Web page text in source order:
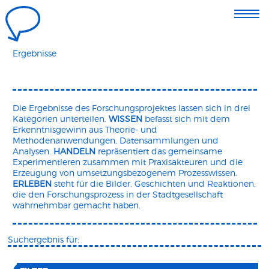
Ergebnisse
Die Ergebnisse des Forschungsprojektes lassen sich in drei
Kategorien unterteilen. WISSENbefasst sich mit dem
Erkenntnisgewinn aus Theorie- und
Methodenanwendungen, Datensammlungen und
Analysen. HANDELNrepräsentiert das gemeinsame
Experimentieren zusammen mit Praxisakteuren und die
Erzeugung von umsetzungsbezogenem Prozesswissen.
ERLEBENsteht für die Bilder, Geschichten und Reaktionen,
die den Forschungsprozess in der Stadtgesellschaft
wahrnehmbar gemacht haben.
Suchergebnis für: